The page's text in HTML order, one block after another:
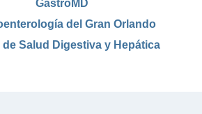
GastroMD
del Gran Orlando
Salud Digestiva y Hepática